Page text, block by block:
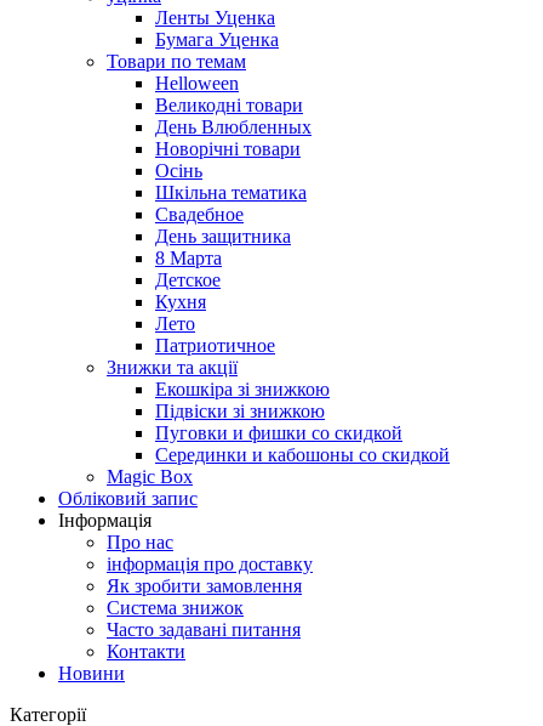
Ленты Уценка
Бумага Уценка
Товари по темам
Helloween
Великодні товари
День Влюбленных
Новорічні товари
Осінь
Шкільна тематика
Свадебное
День защитника
8 Марта
Детское
Кухня
Лето
Патриотичное
Знижки та акції
Екошкіра зі знижкою
Підвіски зі знижкою
Пуговки и фишки со скидкой
Серединки и кабошоны со скидкой
Magic Box
Обліковий запис
Інформація
Про нас
інформація про доставку
Як зробити замовлення
Система знижок
Часто задавані питання
Контакти
Новини
Категорії